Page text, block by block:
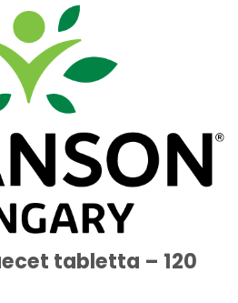
tabletta – 120